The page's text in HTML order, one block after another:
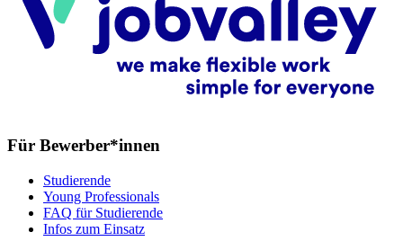
Für Bewerber*innen
Studierende
Young Professionals
FAQ für Studierende
Infos zum Einsatz